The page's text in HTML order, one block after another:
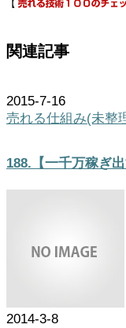
関連記事
2015-7-16
売れる仕組み(未整
188.【一千万稼ぎ
2014-3-8